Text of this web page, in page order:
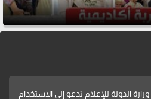
وزارة الدولة للإعلام تدعو إلى الاستخدام